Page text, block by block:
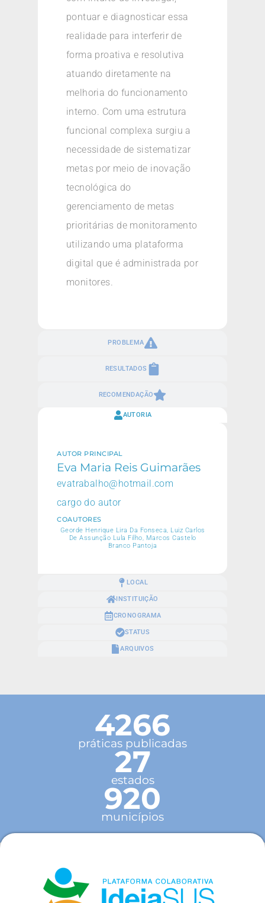
PROBLEMA
RESULTADOS
RECOMENDAÇÃO
pontuar e diagnosticar essa
realidade para interferir de
forma proativa e resolutiva
atuando diretamente na
melhoria do funcionamento
interno. Com uma estrutura
funcional complexa surgiu a
necessidade de sistematizar
metas por meio de inovação
tecnológica do
gerenciamento de metas
prioritárias de monitoramento
utilizando uma plataforma
digital que é administrada por
monitores.
AUTORIA
LOCAL
INSTITUIÇÃO
CRONOGRAMA
STATUS
ARQUIVOS
AUTOR PRINCIPAL
Eva Maria Reis Guimarães
evatrabalho@hotmail.com
cargo do autor
COAUTORES
Georde Henrique Lira Da Fonseca, Luiz Carlos
De Assunção Lula Filho, Marcos Castelo
Branco Pantoja
4266
práticas publicadas
27
estados
920
municípios